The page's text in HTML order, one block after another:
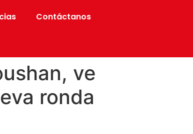
Contáctanos
ve
ronda